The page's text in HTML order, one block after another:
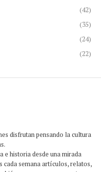
(42)
(35)
(24)
(22)
disfrutan pensando la cultura
e historia desde una mirada
cada semana artículos, relatos,